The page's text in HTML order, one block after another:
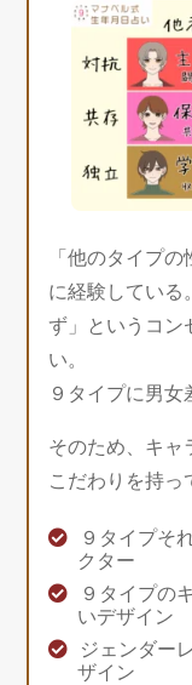
「他のタイプ
に経験している
ず」というコン
い。
９タイプに男女
そのため、キャ
こだわりを持っ
９タイプそ
クター
９タイプの
いデザイン
ジェンダー
ザイン